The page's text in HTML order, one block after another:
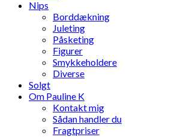
Nips
Borddækning
Juleting
Påsketing
Figurer
Smykkeholdere
Diverse
Solgt
Om Pauline K
Kontakt mig
Sådan handler du
Fragtpriser